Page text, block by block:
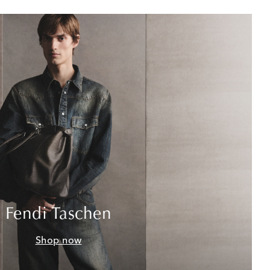
Fendi Taschen
Shop now